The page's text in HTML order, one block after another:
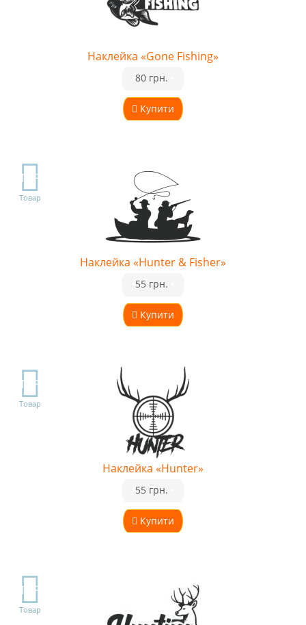
Наклейка «Gone Fishing»
Купити
80 грн.
TOP
Товар
Наклейка «Hunter & Fisher»
Купити
55 грн.
TOP
Товар
Наклейка «Hunter»
Купити
55 грн.
TOP
Товар